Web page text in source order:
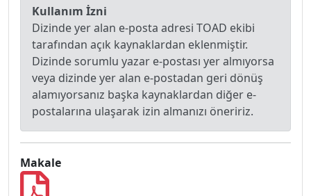
Kullanım İzni
Dizinde yer alan e-posta adresi TOAD ekibi
tarafından açık kaynaklardan eklenmiştir.
Dizinde sorumlu yazar e-postası yer almıyorsa
veya dizinde yer alan e-postadan geri dönüş
alamıyorsanız başka kaynaklardan diğer e-
postalarına ulaşarak izin almanızı öneririz.
Makale